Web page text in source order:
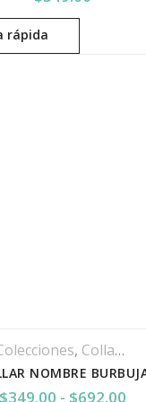
rápida
, Collar Acero Inoxidable
NOMBRE
$349.00 - $692.00